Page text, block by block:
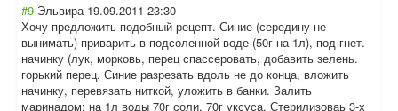
#9 Эльвира 19.09.2011 23:30
Хочу предложить подобный рецепт. Синие (середину не
вынимать) приварить в подсоленной воде (50г на 1л), под гнет.
начинку (лук, морковь, перец спассеровать, добавить зелень.
горький перец. Синие разрезать вдоль не до конца, вложить
начинку, перевязать ниткой, уложить в банки. Залить
маринадом: на 1л воды 70г соли, 70г уксуса. Стерилизоваь 3-х